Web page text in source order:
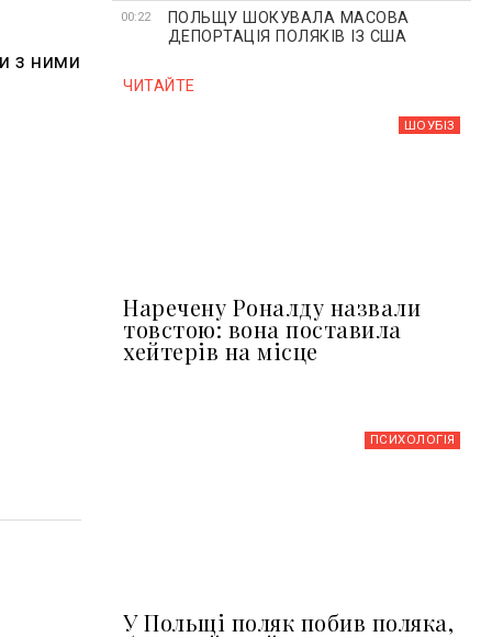
з ними
00:22
ПОЛЬЩУ ШОКУВАЛА МАСОВА
ДЕПОРТАЦІЯ ПОЛЯКІВ ІЗ США
ЧИТАЙТЕ
ШОУБIЗ
Наречену Роналду назвали
товстою: вона поставила
хейтерів на місце
ПСИХОЛОГІЯ
У Польщі поляк побив поляка,